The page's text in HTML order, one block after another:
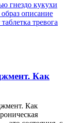
гнездо кукухи
образ описание
таблетка тревога
Как
Как